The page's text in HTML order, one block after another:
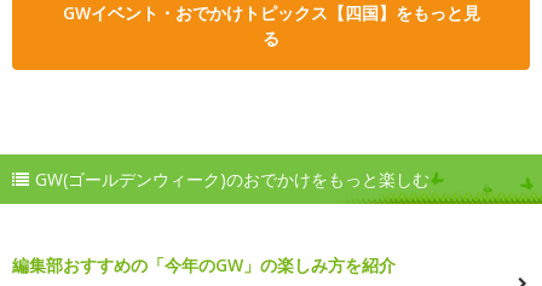
GWイベント・おでかけトピックス【四国】をもっと見
る
GW(ゴールデンウィーク)のおでかけをもっと楽しむ
編集部おすすめの「今年のGW」の楽しみ方を紹介